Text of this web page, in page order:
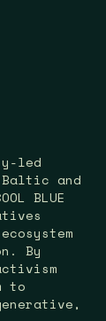
led
and
BLUE
By
to